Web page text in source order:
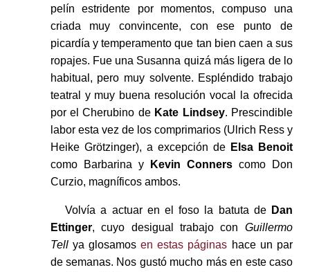
pelín estridente por momentos, compuso una
criada muy convincente, con ese punto de
picardía y temperamento que tan bien caen a sus
ropajes. Fue una Susanna quizá más ligera de lo
habitual, pero muy solvente. Espléndido trabajo
teatral y muy buena resolución vocal la ofrecida
por el Cherubino de Kate Lindsey. Prescindible
labor esta vez de los comprimarios (Ulrich Ress y
Heike Grötzinger), a excepción de Elsa Benoit
como Barbarina y
Kevin Connerscomo Don
Curzio, magníficos ambos.
Volvía a actuar en el foso la batuta de Dan
Ettinger, cuyo desigual trabajo con Guillermo
Tellya glosamosen estas páginas hace un par
de semanas. Nos gustó mucho más en este caso